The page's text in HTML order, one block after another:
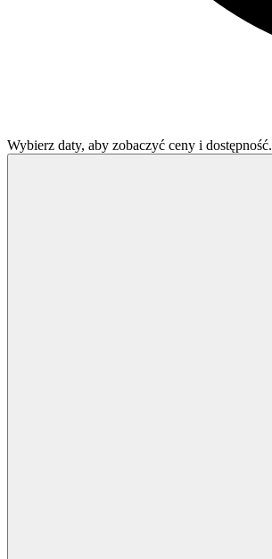
Wybierz daty, aby zobaczyć ceny i dostępność.